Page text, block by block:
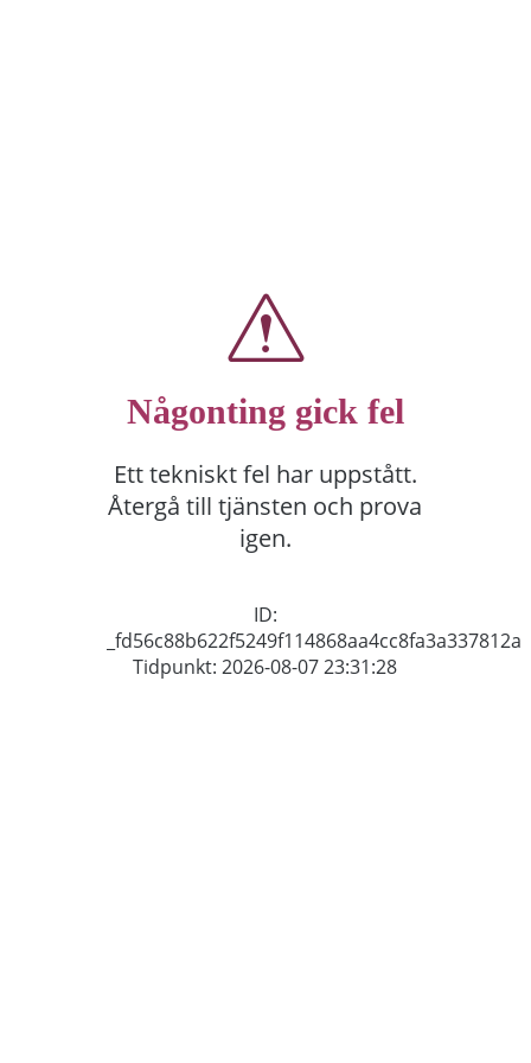
Någonting gick fel
Ett tekniskt fel har uppstått.
Återgå till tjänsten och prova
igen.
ID:
_fd56c88b622f5249f114868aa4cc8fa3a337812a
Tidpunkt: 2026-08-07 23:31:28